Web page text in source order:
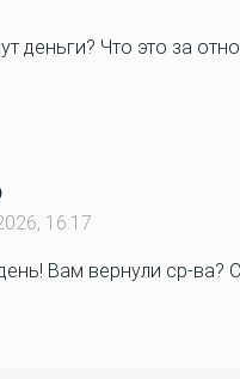
деньги? Что это за
16:17
Вам вернули ср-ва?